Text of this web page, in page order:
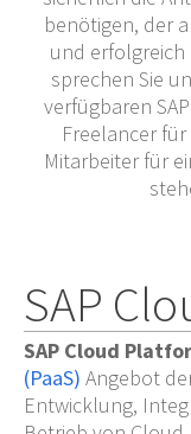
benötigen, der
und erfolgreich
sprechen Sie
verfügbaren
Freelancer
Mitarbeiter für
SAP
SAP Cloud
(PaaS) Angebot
Entwicklung,